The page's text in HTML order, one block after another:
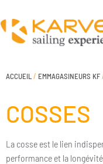
ACCUEIL / EMMAGASINEURS KF
COSSES
La cosse est le lien
performance et la